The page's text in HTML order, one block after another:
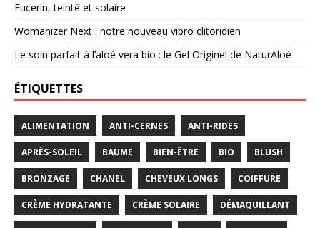
Eucerin, teinté et solaire
Womanizer Next : notre nouveau vibro clitoridien
Le soin parfait à l’aloé vera bio : le Gel Originel de NaturAloé
ÉTIQUETTES
ALIMENTATION ANTI-CERNES ANTI-RIDES
APRÈS-SOLEIL BAUME BIEN-ÊTRE BIO BLUSH
BRONZAGE CHANEL CHEVEUX LONGS COIFFURE
CRÈME HYDRATANTE CRÈME SOLAIRE DÉMAQUILLANT